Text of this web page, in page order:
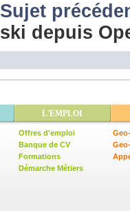
Sujet
ski depuis
L'EMPLOI
Offres d'emploi
Banque de CV
Formations
Démarche Métiers